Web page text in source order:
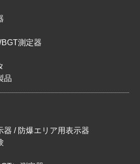
測定器
品
器 / 防爆エリア用表示器